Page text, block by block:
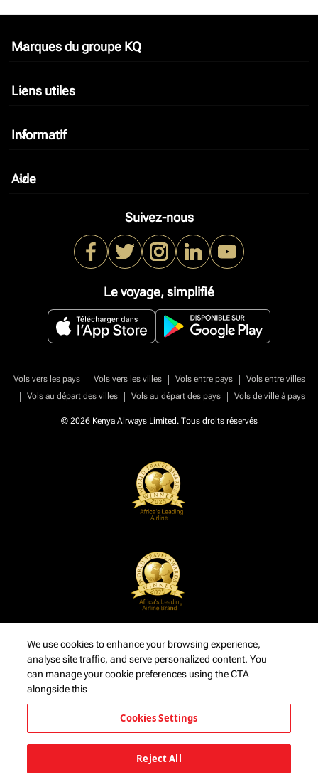
Marques du groupe KQ
keyboard_arrow_down
Liens utiles
keyboard_arrow_down
Informatif
keyboard_arrow_down
Aide
keyboard_arrow_down
Suivez-nous
Le voyage, simplifié
Vols vers les pays | Vols vers les villes | Vols entre pays |
Vols entre villes
|
Vols au départ des villes | Vols au départ des pays | Vols de ville à pays
© 2026 Kenya Airways Limited. Tous droits réservés
We use cookies to enhance your browsing experience,
analyse site traffic, and serve personalized content. You
can manage your cookie preferences using the CTA
alongside this
Cookies Settings
Reject All